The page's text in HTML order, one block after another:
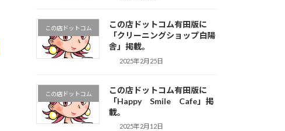
この店ドットコム
この店ドットコム有田版に
「クリーニングショップ白陽
舎」掲載。
2025年2月25日
この店ドットコム
この店ドットコム有田版に
「Happy Smile Cafe」掲
載。
2025年2月12日